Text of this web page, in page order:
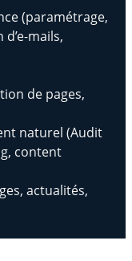
(paramétrage,
mails,
de pages,
naturel (Audit
content
actualités,